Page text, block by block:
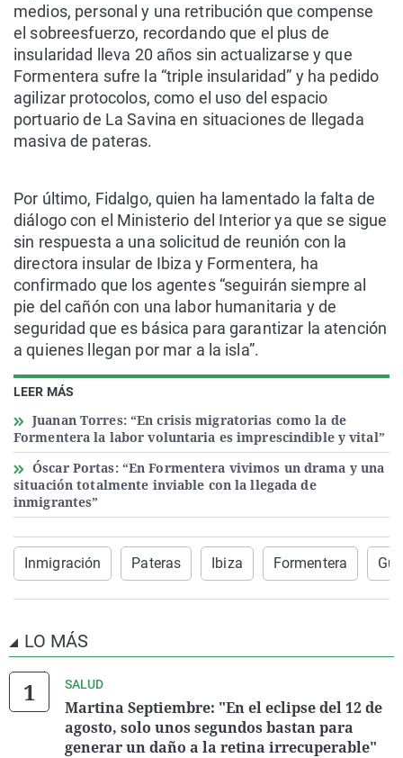
LEER MÁS
Juanan Torres: “En crisis migratorias como la de
Formentera la labor voluntaria es imprescindible y vital”
Óscar Portas: “En Formentera vivimos un drama y una
situación totalmente inviable con la llegada de
inmigrantes”
medios, personal y una retribución que compense
el sobreesfuerzo, recordando que el plus de
insularidad lleva 20 años sin actualizarse y que
Formentera sufre la “triple insularidad” y ha pedido
agilizar protocolos, como el uso del espacio
portuario de La Savina en situaciones de llegada
masiva de pateras.
Por último, Fidalgo, quien ha lamentado la falta de
diálogo con el Ministerio del Interior ya que se sigue
sin respuesta a una solicitud de reunión con la
directora insular de Ibiza y Formentera, ha
confirmado que los agentes “seguirán siempre al
pie del cañón con una labor humanitaria y de
seguridad que es básica para garantizar la atención
a quienes llegan por mar a la isla”.
Inmigración Pateras Ibiza Formentera
LO MÁS
SALUD
Martina Septiembre: "En el eclipse del 12 de
agosto, solo unos segundos bastan para
generar un daño a la retina irrecuperable"